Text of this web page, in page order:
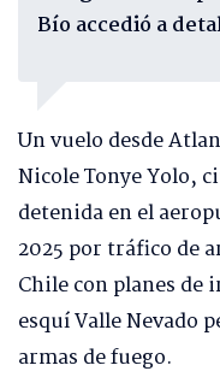
Bío accedió a
Un vuelo desde
Nicole Tonye Yolo,
detenida en el
2025 por tráfico de
Chile con planes de
esquí Valle Nevado
armas de fuego.